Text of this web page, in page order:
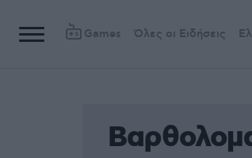
Games Όλες οι Ειδήσεις